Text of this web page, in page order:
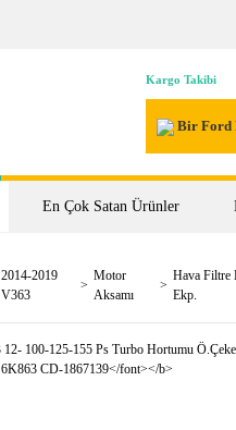
Kargo Takibi
Bir Ford
En Çok Satan Ürünler
2014-2019
V363
Motor
Aksamı
Hava Filtre
Ekp.